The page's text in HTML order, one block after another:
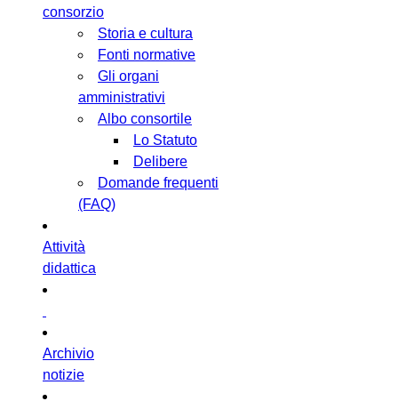
consorzio
Storia e cultura
Fonti normative
Gli organi
amministrativi
Albo consortile
Lo Statuto
Delibere
Domande frequenti
(FAQ)
Attività
didattica
Archivio
notizie